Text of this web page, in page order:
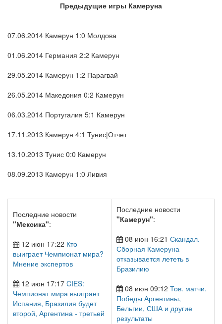
Предыдущие игры Камеруна
07.06.2014 Камерун 1:0 Молдова
01.06.2014 Германия 2:2 Камерун
29.05.2014 Камерун 1:2 Парагвай
26.05.2014 Македония 0:2 Камерун
06.03.2014 Португалия 5:1 Камерун
17.11.2013 Камерун 4:1 Тунис|Отчет
13.10.2013 Тунис 0:0 Камерун
08.09.2013 Камерун 1:0 Ливия
Последние новости
"Мексика":
12 июн 17:22 Кто
выиграет Чемпионат мира?
Мнение экспертов
12 июн 17:17 CIES:
Чемпионат мира выиграет
Испания, Бразилия будет
второй, Аргентина - третьей
Последние новости
"Камерун":
08 июн 16:21 Скандал.
Сборная Камеруна
отказывается лететь в
Бразилию
08 июн 09:12 Тов. матчи.
Победы Аргентины,
Бельгии, США и другие
результаты